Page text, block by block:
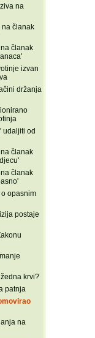
na
članak
članak
izvan
držanja
udaljiti od
članak
članak
opasnim
postaje
krvi?
patnja
na